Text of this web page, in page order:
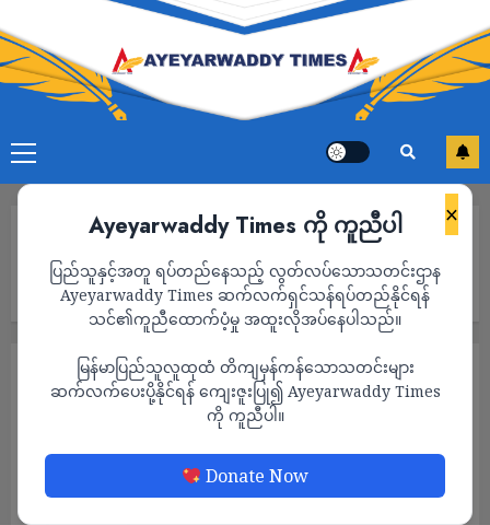
×
Ayeyarwaddy Times ကို ကူညီပါ
ပြည်သူနှင့်အတူ ရပ်တည်နေသည့် လွတ်လပ်သောသတင်းဌာန
Ayeyarwaddy Times ဆက်လက်ရှင်သန်ရပ်တည်နိုင်ရန်
သင်၏ကူညီထောက်ပံ့မှု အထူးလိုအပ်နေပါသည်။
မြန်မာပြည်သူလူထုထံ တိကျမှန်ကန်သောသတင်းများ
ဆက်လက်ပေးပို့နိုင်ရန် ကျေးဇူးပြု၍ Ayeyarwaddy Times
ကို ကူညီပါ။
Donate Now
ဆောင်းဘောက်တွေဖွင့်ပြီး သီချင်းဆိုအော်ဟစ်နေလို့ မြို့ခံတွေစိတ်အ
နှောက်အယှက်ဖြစ်နေ
မြောင်းမြမြို့KTV တစ်ခုက စစ်ကောင်စီတပ်
အားကိုးနဲ့အချိန်ပြည့်နီးပါးဆောင်းဘောက်တွေဖွ
င့်ပြီး သီချင်းဆိုအော်ဟစ်နေလို့ မြို့ခံတွေစိတ်အ
နှောက်အယှက်ဖြစ်နေ